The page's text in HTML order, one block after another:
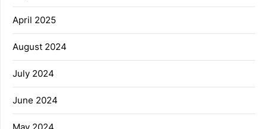
April 2025
August 2024
July 2024
June 2024